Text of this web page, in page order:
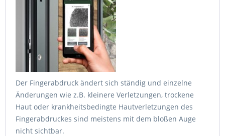
Der Fingerabdruck ändert sich ständig und einzelne
Änderungen wie z.B. kleinere Verletzungen, trockene
Haut oder krankheitsbedingte Hautverletzungen des
Fingerabdruckes sind meistens mit dem bloßen Auge
nicht sichtbar.